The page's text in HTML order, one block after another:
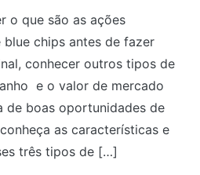
o que são as ações
chips antes de fazer
conhecer outros tipos de
e o valor de mercado
de boas oportunidades de
as características e
três tipos de […]